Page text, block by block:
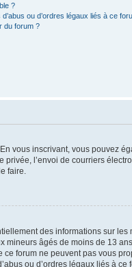
?
ou d’ordres légaux liés à ce
du forum ?
vous inscrivant, vous pouvez
privée, l’envoi de courriers
faire.
des informations sur
âgés de moins de 13
forum ne peuvent pas vous
ou d’ordres légaux liés à ce